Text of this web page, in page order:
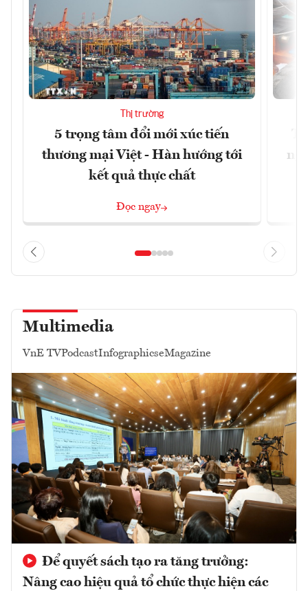
Thị trường
5 trọng tâm đổi mới xúc tiến
thương mại Việt - Hàn hướng tới
kết quả thực chất
Đọc ngay
Multimedia
VnE TVPodcastInfographicseMagazine
Để quyết sách tạo ra tăng trưởng:
Nâng cao hiệu quả tổ chức thực hiện các